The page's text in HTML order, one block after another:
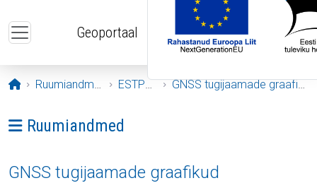
Geoportaal
Avaleht
Ruumiandmed ESTPOS GNSS tugijaamade graafikud
Ava menüü: Ruumiandmed
Ruumiandmed
GNSS tugijaamade graafikud